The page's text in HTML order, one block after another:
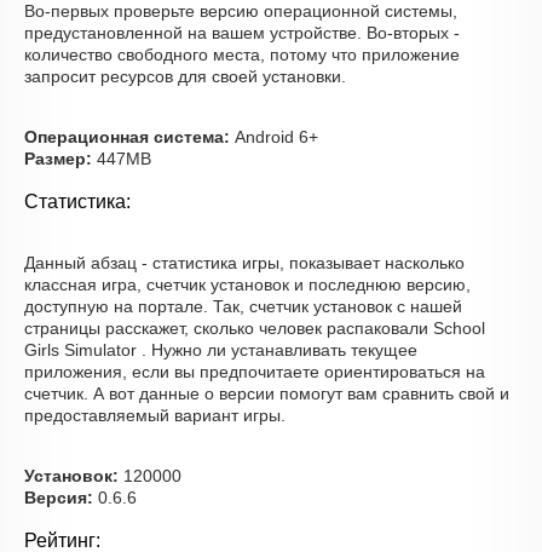
Во-первых проверьте версию операционной системы,
предустановленной на вашем устройстве. Во-вторых -
количество свободного места, потому что приложение
запросит ресурсов для своей установки.
Операционная система: Android 6+
Размер: 447MB
Статистика:
Данный абзац - статистика игры, показывает насколько
классная игра, счетчик установок и последнюю версию,
доступную на портале. Так, счетчик установок с нашей
страницы расскажет, сколько человек распаковали School
Girls Simulator . Нужно ли устанавливать текущее
приложения, если вы предпочитаете ориентироваться на
счетчик. А вот данные о версии помогут вам сравнить свой и
предоставляемый вариант игры.
Установок: 120000
Версия: 0.6.6
Рейтинг: